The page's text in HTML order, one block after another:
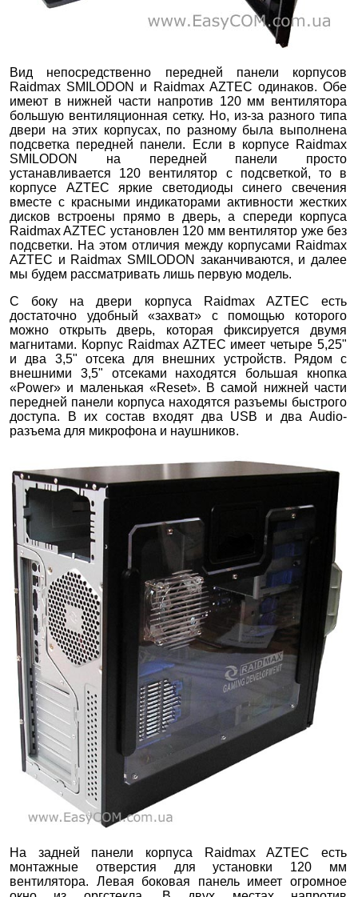
Вид непосредственно передней панели корпусов
Raidmax SMILODON и Raidmax AZTEC одинаков. Обе
имеют в нижней части напротив 120 мм вентилятора
большую вентиляционная сетку. Но, из-за разного типа
двери на этих корпусах, по разному была выполнена
подсветка передней панели. Если в корпусе Raidmax
SMILODON на передней панели просто
устанавливается 120 вентилятор с подсветкой, то в
корпусе AZTEC яркие светодиоды синего свечения
вместе с красными индикаторами активности жестких
дисков встроены прямо в дверь, а спереди корпуса
Raidmax AZTEC установлен 120 мм вентилятор уже без
подсветки. На этом отличия между корпусами Raidmax
AZTEC и Raidmax SMILODON заканчиваются, и далее
мы будем рассматривать лишь первую модель.
С боку на двери корпуса Raidmax AZTEC есть
достаточно удобный «захват» с помощью которого
можно открыть дверь, которая фиксируется двумя
магнитами. Корпус Raidmax AZTEC имеет четыре 5,25"
и два 3,5" отсека для внешних устройств. Рядом с
внешними 3,5" отсеками находятся большая кнопка
«Power» и маленькая «Reset». В самой нижней части
передней панели корпуса находятся разъемы быстрого
доступа. В их состав входят два USB и два Audio-
разъема для микрофона и наушников.
На задней панели корпуса Raidmax AZTEC есть
монтажные отверстия для установки 120 мм
вентилятора. Левая боковая панель имеет огромное